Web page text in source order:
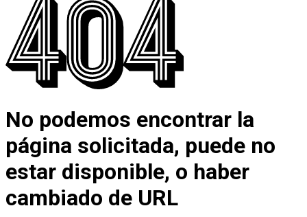
No podemos encontrar la
página solicitada, puede no
estar disponible, o haber
cambiado de URL